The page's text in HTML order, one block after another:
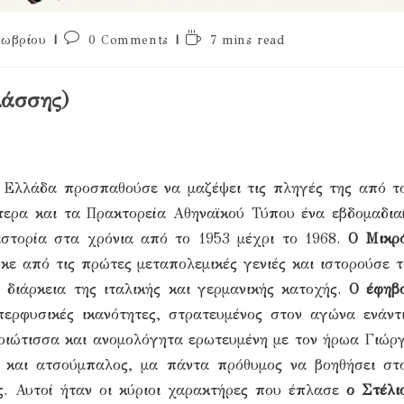
Post0 Comments
Reading7 mins read
προσπαθούσε να μαζέψει τις πληγές της από
και τα Πρακτορεία Αθηναϊκού Τύπου ένα
στα χρόνια από το 1953 μέχρι το 1968. Ο
τις πρώτες μεταπολεμικές γενιές και ιστορούσε
της ιταλικής και γερμανικής κατοχής. Ο
ικανότητες, στρατευμένος στον αγώνα
και ανομολόγητα ερωτευμένη με τον ήρωα
ατσούμπαλος, μα πάντα πρόθυμος να βοηθήσει
Αυτοί ήταν οι κύριοι χαρακτήρες που έπλασεο